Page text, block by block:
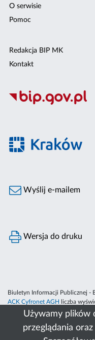
Używamy plików
przeglądania
O serwisie
Pomoc
Redakcja BIP MK
Kontakt
Wyślij e-mailem
Wersja do druku
Biuletyn Informacji Publicznej -
ACK Cyfronet AGH
liczba